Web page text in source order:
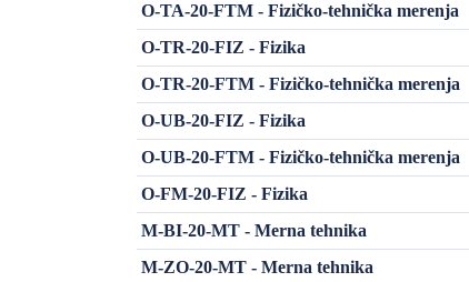
O-TA-20-FTM - Fizičko-tehnička merenja
O-TR-20-FIZ - Fizika
O-TR-20-FTM - Fizičko-tehnička merenja
O-UB-20-FIZ - Fizika
O-UB-20-FTM - Fizičko-tehnička merenja
O-FM-20-FIZ - Fizika
M-BI-20-MT - Merna tehnika
M-ZO-20-MT - Merna tehnika